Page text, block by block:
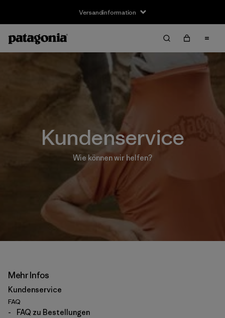
Versandinformation
Kundenservice
Wie können wir helfen?
Mehr Infos
Kundenservice
FAQ
-
FAQ zu Bestellungen